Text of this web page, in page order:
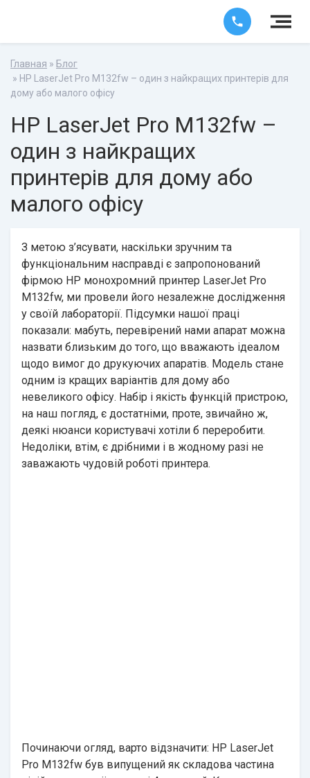
Главная » Блог
» HP LaserJet Pro M132fw – один з найкращих принтерів для
дому або малого офісу
HP LaserJet Pro M132fw –
один з найкращих
принтерів для дому або
малого офісу
З метою з’ясувати, наскільки зручним та
функціональним насправді є запропонований
фірмою HP монохромний принтер LaserJet Pro
M132fw, ми провели його незалежне дослідження
у своїй лабораторії. Підсумки нашої праці
показали: мабуть, перевірений нами апарат можна
назвати близьким до того, що вважають ідеалом
щодо вимог до друкуючих апаратів. Модель стане
одним із кращих варіантів для дому або
невеликого офісу. Набір і якість функцій пристрою,
на наш погляд, є достатніми, проте, звичайно ж,
деякі нюанси користувачі хотіли б переробити.
Недоліки, втім, є дрібними і в жодному разі не
заважають чудовій роботі принтера.
Починаючи огляд, варто відзначити: HP LaserJet
Pro M132fw був випущений як складова частина